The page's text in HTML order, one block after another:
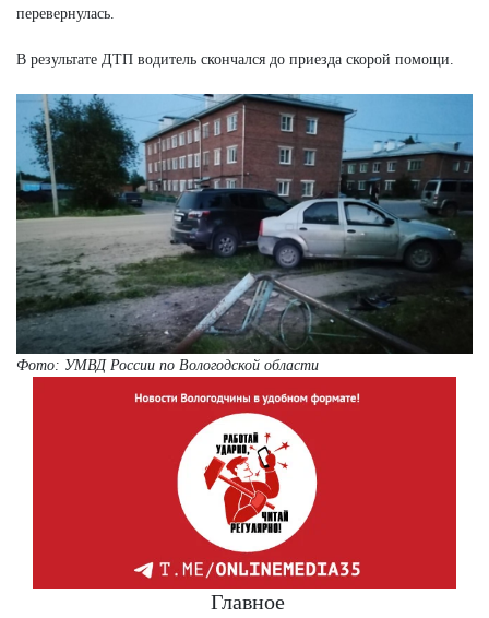
перевернулась.
В результате ДТП водитель скончался до приезда скорой помощи.
Фото: УМВД России по Вологодской области
Главное